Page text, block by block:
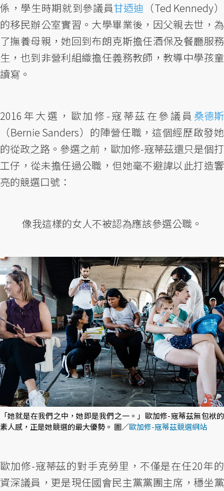
係，學生時期就到參議員甘迺迪 （Ted Kennedy）
的移民辦公室實習。大學畢業後，因父親去世，為
了撫養母親，她回到布朗克斯擔任酒保及餐廳服務
生，也到非營利組織擔任義務教師，教導中學孩童
讀寫。
2016年大選，歐加修-寇蒂茲在參議員 桑德斯
（Bernie Sanders）的陣營任職，這個經歷啟發她
的從政之路。參選之前，歐加修-寇蒂茲還只是個打
工仔，從未擔任過公職，但她毫不避諱以此打造響
亮的競選口號：
像我這樣的女人不被認為應該參選公職。
「她就是在我們之中，她即是我們之一。」歐加修-寇蒂茲無包袱的
素人感，正是她競選的最大優勢。 圖／歐加修-寇蒂茲競選網站
歐加修-寇蒂茲的對手克勞里，不僅是在任20年的
資深議員，更是現任國會民主黨黨團主席，穩坐黨